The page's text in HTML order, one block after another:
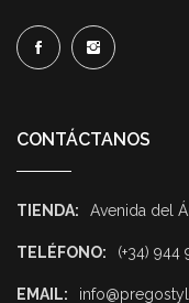
CONTÁCTANOS
TIENDA: Avenida del
TELÉFONO: (+34) 944
EMAIL: